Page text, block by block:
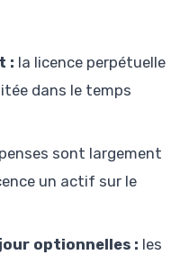
: la licence perpétuelle
dans le temps
sont largement
un actif sur le
optionnelles : les